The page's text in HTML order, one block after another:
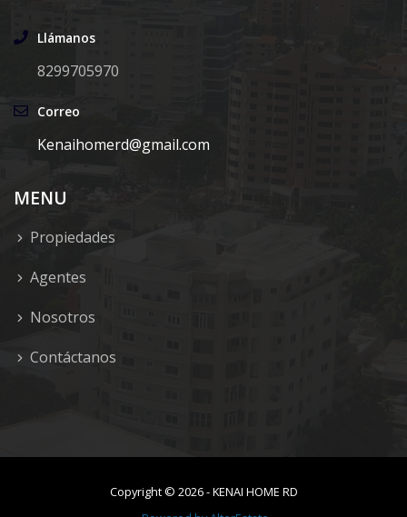
Llámanos
8299705970
Correo
Kenaihomerd@gmail.com
MENU
Propiedades
Agentes
Nosotros
Contáctanos
Copyright © 2026-KENAI HOME RD